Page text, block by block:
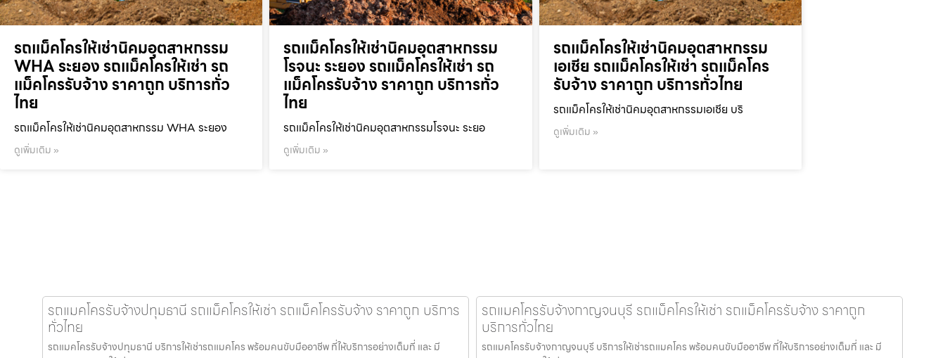
รถแม็คโครให้เช่านิคมอุตสาหกรรม
WHA ระยอง รถแม็คโครให้เช่า รถ
แม็คโครรับจ้าง ราคาถูก บริการทั่ว
ไทย
รถแม็คโครให้เช่านิคมอุตสาหกรรม WHA ระยอง
ดูเพิ่มเติม »
รถแม็คโครให้เช่านิคมอุตสาหกรรม
โรจนะ ระยอง รถแม็คโครให้เช่า รถ
แม็คโครรับจ้าง ราคาถูก บริการทั่ว
ไทย
รถแม็คโครให้เช่านิคมอุตสาหกรรมโรจนะ ระยอ
ดูเพิ่มเติม »
รถแม็คโครให้เช่านิคมอุตสาหกรรม
เอเชีย รถแม็คโครให้เช่า รถแม็คโคร
รับจ้าง ราคาถูก บริการทั่วไทย
รถแม็คโครให้เช่านิคมอุตสาหกรรมเอเชีย บริ
ดูเพิ่มเติม »
รถแมคโครรับจ้างปทุมธานี รถแม็คโครให้เช่า รถแม็คโครรับจ้าง ราคาถูก บริการ
ทั่วไทย
รถแมคโครรับจ้างปทุมธานี บริการให้เช่ารถแมคโคร พร้อมคนขับมืออาชีพ ที่ให้บริการอย่างเต็มที่ และ มี
รถแมคโครรับจ้างกาญจนบุรี รถแม็คโครให้เช่า รถแม็คโครรับจ้าง ราคาถูก
บริการทั่วไทย
รถแมคโครรับจ้างกาญจนบุรี บริการให้เช่ารถแมคโคร พร้อมคนขับมืออาชีพ ที่ให้บริการอย่างเต็มที่ และ มี